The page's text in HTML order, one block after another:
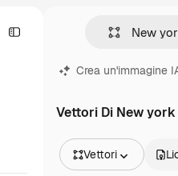
Crea un'immagine
Vettori Di New york
Vettori